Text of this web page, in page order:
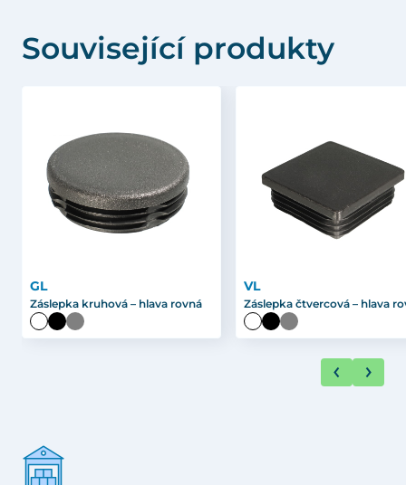
Související produkty
GL
Záslepka kruhová – hlava rovná
VL
Záslepka čtvercová – hlava